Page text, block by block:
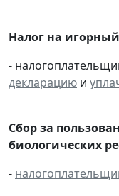
Налог на
-
декларацию и
Сбор за
биологических
-